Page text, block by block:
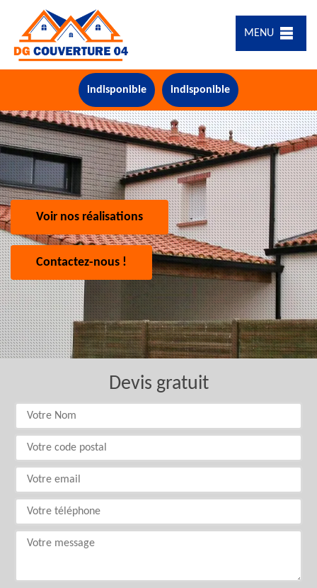
MENU
indisponible indisponible
Voir nos réalisations
Contactez-nous !
Devis gratuit